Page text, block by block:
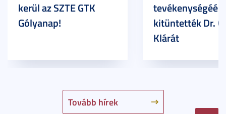
Tovább hírek
kerül az SZTE GTK
Gólyanap!
tevékenységéért
kitüntették Dr.
Klárát